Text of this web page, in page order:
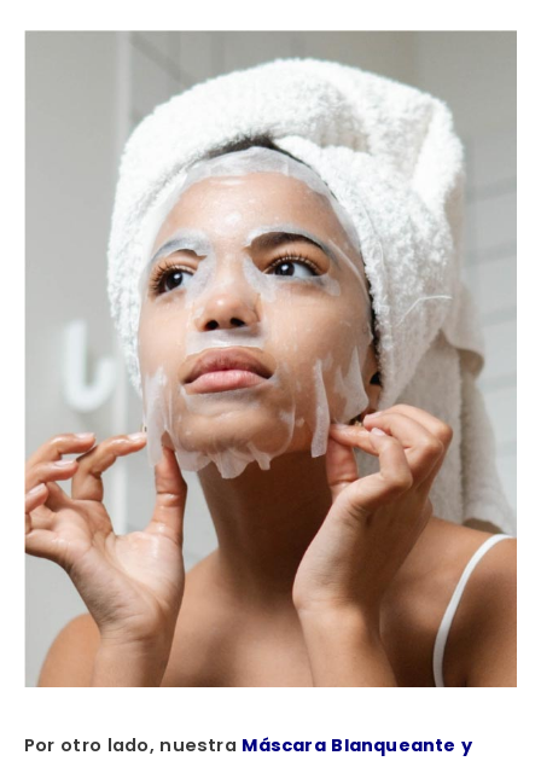
Por otro lado, nuestra Máscara Blanqueante y